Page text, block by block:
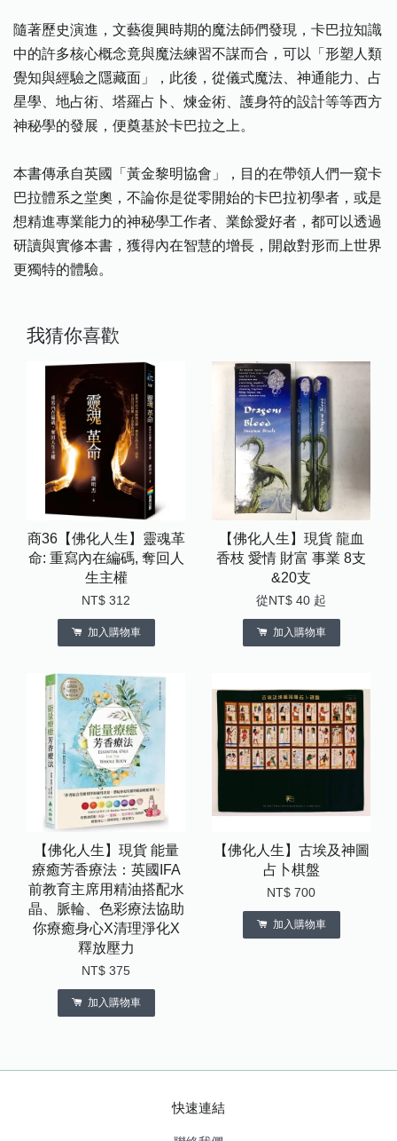
隨著歷史演進，文藝復興時期的魔法師們發現，卡巴拉知識
中的許多核心概念竟與魔法練習不謀而合，可以「形塑人類
覺知與經驗之隱藏面」，此後，從儀式魔法、神通能力、占
星學、地占術、塔羅占卜、煉金術、護身符的設計等等西方
神秘學的發展，便奠基於卡巴拉之上。
本書傳承自英國「黃金黎明協會」，目的在帶領人們一窺卡
巴拉體系之堂奧，不論你是從零開始的卡巴拉初學者，或是
想精進專業能力的神秘學工作者、業餘愛好者，都可以透過
研讀與實修本書，獲得內在智慧的增長，開啟對形而上世界
更獨特的體驗。
我猜你喜歡
商36【佛化人生】靈魂革
命: 重寫內在編碼, 奪回人
生主權
NT$ 312
加入購物車
【佛化人生】現貨 龍血
香枝 愛情 財富 事業 8支
&20支
從NT$ 40 起
加入購物車
【佛化人生】現貨 能量
療癒芳香療法：英國IFA
前教育主席用精油搭配水
晶、脈輪、色彩療法協助
你療癒身心X清理淨化X
釋放壓力
NT$ 375
加入購物車
【佛化人生】古埃及神圖
占卜棋盤
NT$ 700
加入購物車
快速連結